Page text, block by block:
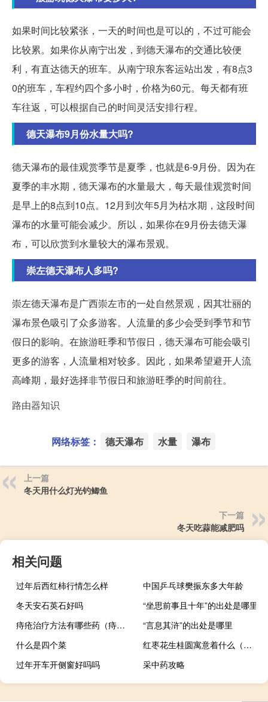
如果时间比较紧张，一天的时间也是可以的，不过可能会
比较累。如果你从南宁出发，到德天瀑布的交通比较便
利，有直达德天的班车。从南宁琅东客运站出发，有8点3
0的班车，车程约四个多小时，价格为60元。每天都有班
车往返，可以根据自己的时间灵活安排行程。
德天瀑布9月份水量大吗?
德天瀑布的最佳观赏季节是夏季，也就是6-9月份。因为在
夏季的丰水期，德天瀑布的水量最大，每天最佳观赏时间
是早上的8点到10点。12月到次年5月为枯水期，这段时间
瀑布的水量可能会减少。所以，如果你在9月份去德天瀑
布，可以欣赏到水量较大的瀑布景观。
崇左德天瀑布人多吗?
崇左德天瀑布是广西崇左市的一处自然景观，因其壮丽的
瀑布景色吸引了众多游客。人流量的多少会受到季节和节
假日的影响。在旅游旺季和节假日，德天瀑布可能会吸引
更多的游客，人流量相对较多。因此，如果希望避开人流
高峰期，最好选择非节假日和旅游旺季的时间前往。
路由器知识
网络标签： 德天瀑布 水量 瀑布
上一篇
冬天用什么灯光钓鲫鱼
下一篇
冬天吃蒜能减肥吗
相关问题
过年后西红柿行情怎么样
中国乒乓球樊振东多大年龄
冬天安石英石好吗
“坐思前事且十年”的出处是哪里
痔疮治疗方法有哪些药（痔疮治疗方法有哪些）
“言息其浒”的出处是哪里
什么是四个菜
红枣花生桂圆寓意着什么（红枣花生桂圆寓意）
过年开车开侧窗好吗吗
采中药攻略